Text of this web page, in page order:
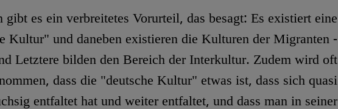
gibt es ein verbreitetes Vorurteil, das besagt: Es existiert eine
Kultur" und daneben existieren die Kulturen der Migranten -
Letztere bilden den Bereich der Interkultur. Zudem wird oft
dass die "deutsche Kultur" etwas ist, dass sich quasi
entfaltet hat und weiter entfaltet, und dass man in seiner